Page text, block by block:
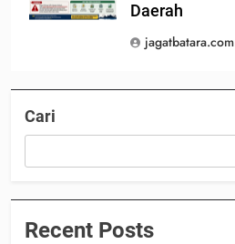
Daerah
jagatbatara.com
Cari
Recent Posts